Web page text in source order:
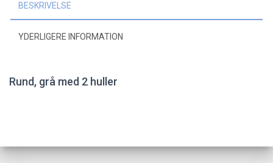
BESKRIVELSE
YDERLIGERE INFORMATION
Rund, grå med 2 huller